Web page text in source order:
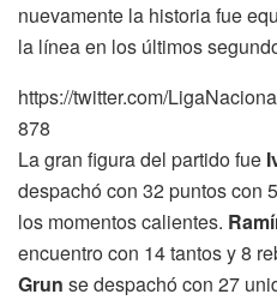
nuevamente la historia fue
la línea en los últimos
https://twitter.com/
878
La gran figura del partido fue
despachó con 32 puntos con
los momentos calientes.
encuentro con 14 tantos y 8
Grun se despachó con 27